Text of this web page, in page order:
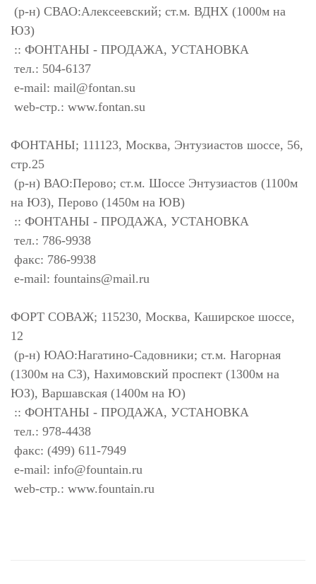
(р-н) СВАО:Алексеевский; ст.м. ВДНХ (1000м на
ЮЗ)
:: ФОНТАНЫ - ПРОДАЖА, УСТАНОВКА
тел.: 504-6137
e-mail: mail@fontan.su
web-стр.: www.fontan.su
ФОНТАНЫ; 111123, Москва, Энтузиастов шоссе, 56,
стр.25
(р-н) ВАО:Перово; ст.м. Шоссе Энтузиастов (1100м
на ЮЗ), Перово (1450м на ЮВ)
:: ФОНТАНЫ - ПРОДАЖА, УСТАНОВКА
тел.: 786-9938
факс: 786-9938
e-mail: fountains@mail.ru
ФОРТ СОВАЖ; 115230, Москва, Каширское шоссе,
12
(р-н) ЮАО:Нагатино-Садовники; ст.м. Нагорная
(1300м на СЗ), Нахимовский проспект (1300м на
ЮЗ), Варшавская (1400м на Ю)
:: ФОНТАНЫ - ПРОДАЖА, УСТАНОВКА
тел.: 978-4438
факс: (499) 611-7949
e-mail: info@fountain.ru
web-стр.: www.fountain.ru